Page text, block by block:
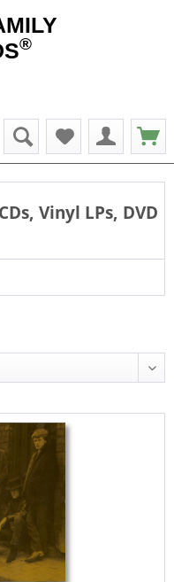
®
Vinyl LPs, DVD